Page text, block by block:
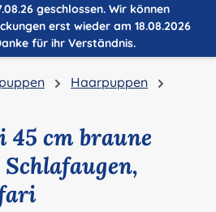
geschlossen. Wir können
erst wieder am 18.08.2026
für ihr Verständnis.
Haarpuppen
45 cm braune